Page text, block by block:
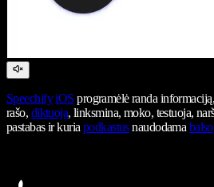
Speechify iOS programėlė randa
rašo, diktuoja, linksmina, moko, testuoja,
pastabas ir kuriapodkastusnaudodamabalso